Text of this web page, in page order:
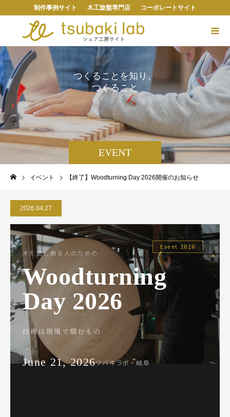
制作事例サイト 木工旋盤専門店 コーポレートサイト
EVENT
つ くるこ と を知 り 、
つくることを 、楽 む。
イベント 【終了】Woodturning Day 2026開催のお知らせ
2026.04.27
木を廻し削る人のための
Woodturning
Day 2026
技術は現場で掴むもの
June 21, 2026ツバキラボ・岐阜
Event 2026